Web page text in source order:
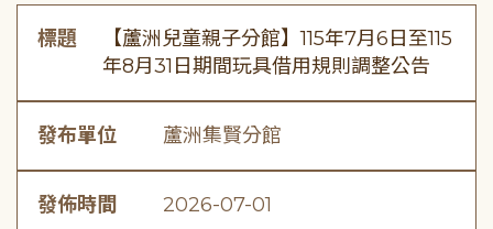
標題
【蘆洲兒童親子分館】115年7月6日至115
年8月31日期間玩具借用規則調整公告
發布單位 蘆洲集賢分館
發佈時間 2026-07-01